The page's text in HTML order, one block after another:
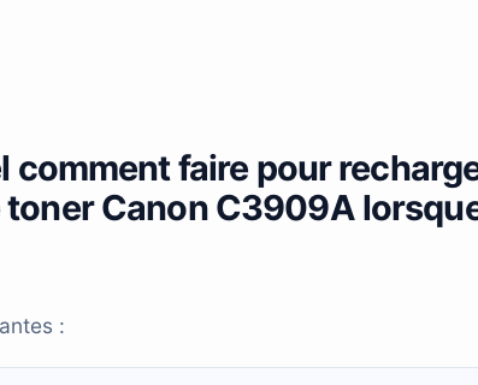
comment faire pour
Canon C3909A
: